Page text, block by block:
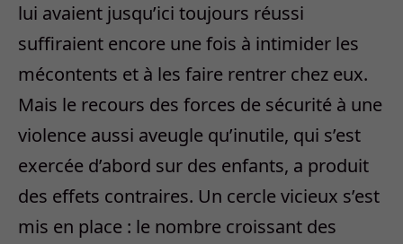
lui avaient jusqu’ici toujours réussi
suffiraient encore une fois à intimider les
mécontents et à les faire rentrer chez eux.
Mais le recours des forces de sécurité à une
violence aussi aveugle qu’inutile, qui s’est
exercée d’abord sur des enfants, a produit
des effets contraires. Un cercle vicieux s’est
mis en place : le nombre croissant des